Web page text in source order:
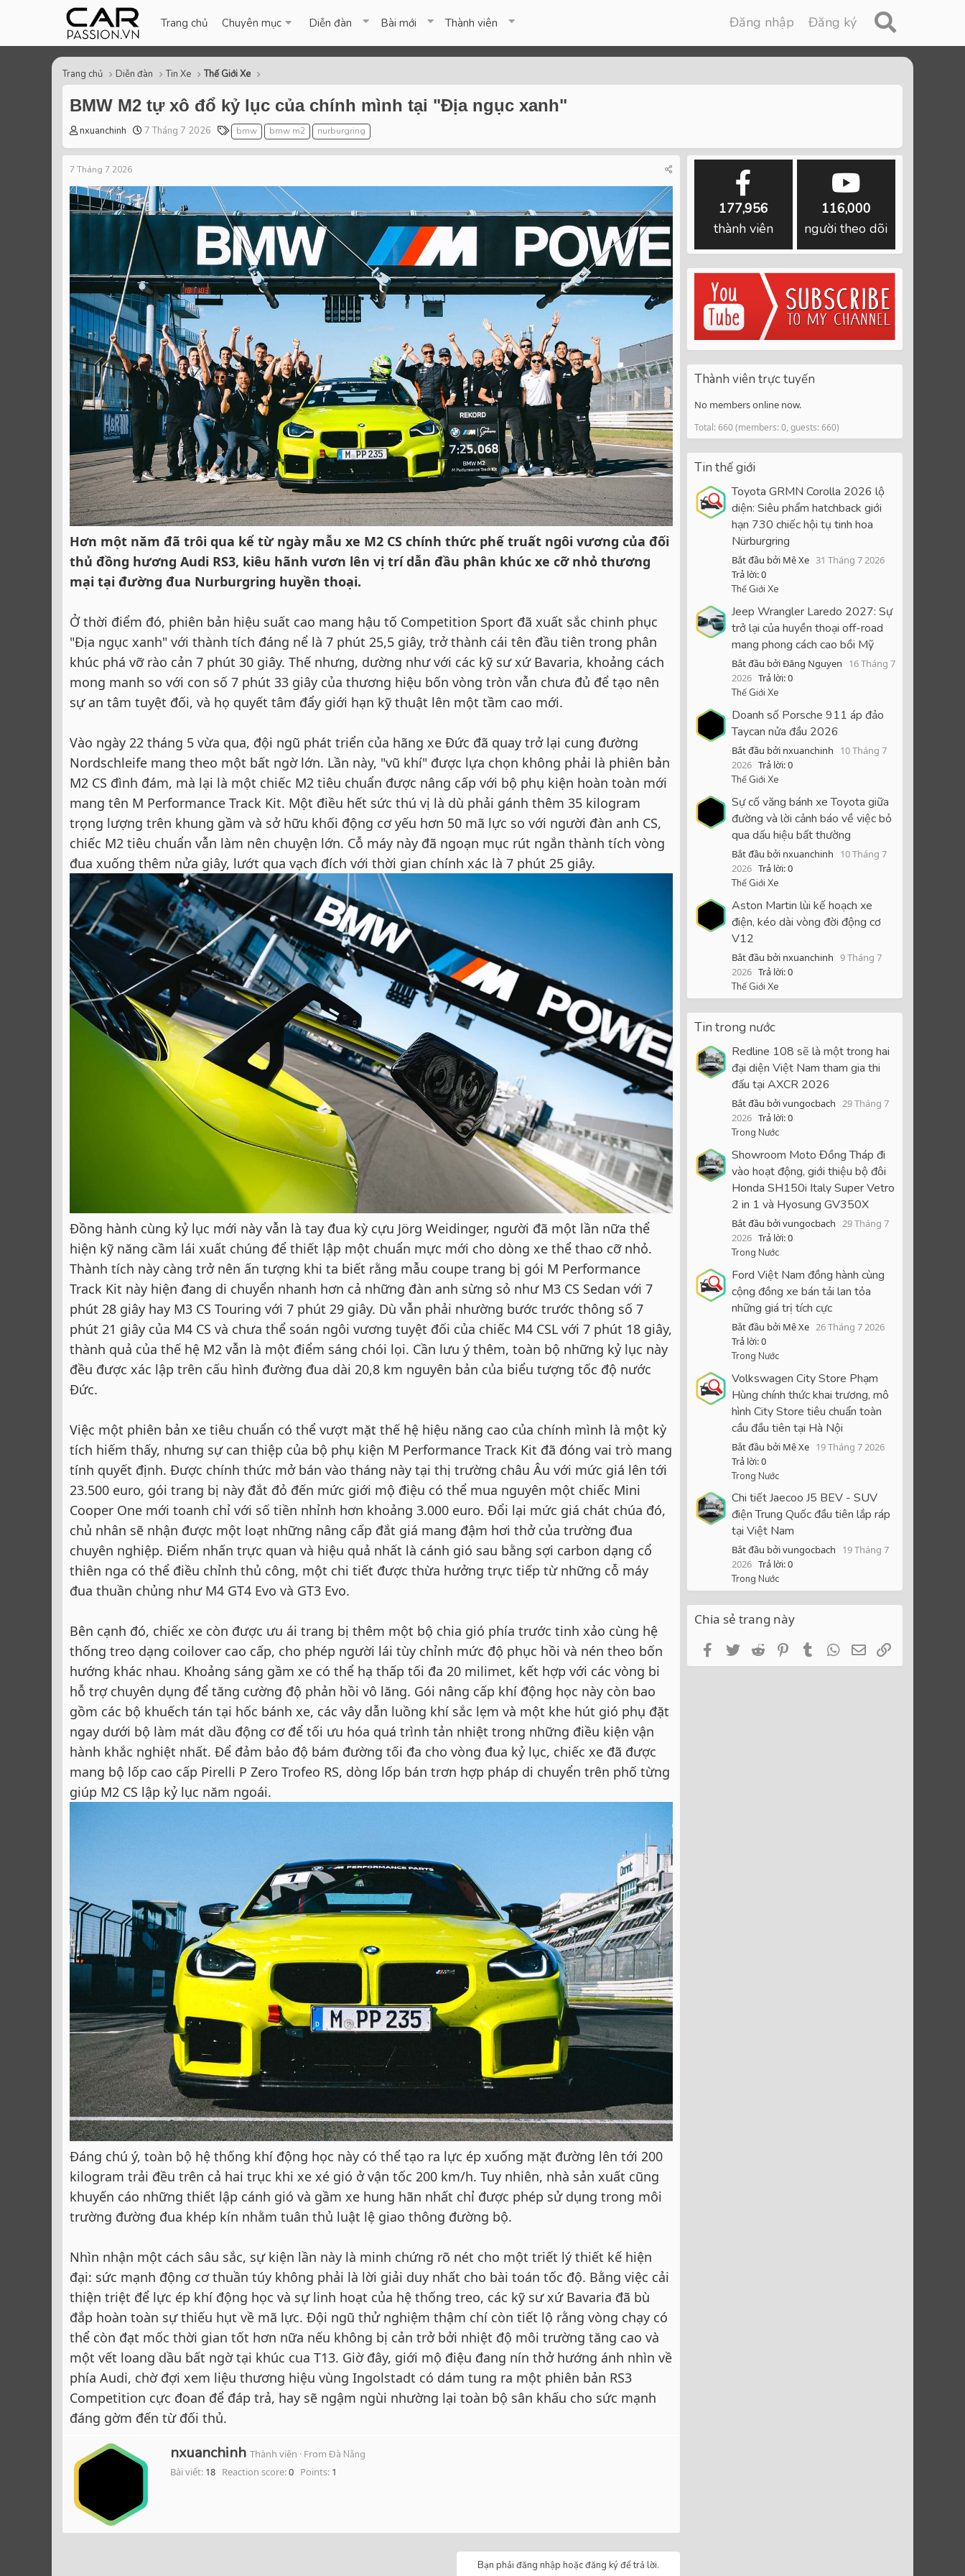
Trang chủ Chuyên mục Diễn đàn Bài mới Thành viên Đăng nhập Đăng ký
Trang chủ Diễn đàn Tin Xe Thế Giới Xe
BMW M2 tự xô đổ kỷ lục của chính mình tại "Địa ngục xanh"
T
r
e
a
d
s
t
r
nxuanchinh
S
a
t
d
a
7 Tháng 7 2026
T
a
g
bmw bmw m2 nurburgring
7 Tháng 7 2026
Hơn một năm đã trôi qua kể từ ngày mẫu xe M2 CS chính thức phế truất ngôi vương của đối
thủ đồng hương Audi RS3, kiêu hãnh vươn lên vị trí dẫn đầu phân khúc xe cỡ nhỏ thương
mại tại đường đua Nurburgring huyền thoại.
Ở thời điểm đó, phiên bản hiệu suất cao mang hậu tố Competition Sport đã xuất sắc chinh phục
"Địa ngục xanh" với thành tích đáng nể là 7 phút 25,5 giây, trở thành cái tên đầu tiên trong phân
khúc phá vỡ rào cản 7 phút 30 giây. Thế nhưng, dường như với các kỹ sư xứ Bavaria, khoảng cách
mong manh so với con số 7 phút 33 giây của thương hiệu bốn vòng tròn vẫn chưa đủ để tạo nên
sự an tâm tuyệt đối, và họ quyết tâm đẩy giới hạn kỹ thuật lên một tầm cao mới.
Vào ngày 22 tháng 5 vừa qua, đội ngũ phát triển của hãng xe Đức đã quay trở lại cung đường
Nordschleife mang theo một bất ngờ lớn. Lần này, "vũ khí" được lựa chọn không phải là phiên bản
M2 CS đình đám, mà lại là một chiếc M2 tiêu chuẩn được nâng cấp với bộ phụ kiện hoàn toàn mới
mang tên M Performance Track Kit. Một điều hết sức thú vị là dù phải gánh thêm 35 kilogram
trọng lượng trên khung gầm và sở hữu khối động cơ yếu hơn 50 mã lực so với người đàn anh CS,
chiếc M2 tiêu chuẩn vẫn làm nên chuyện lớn. Cỗ máy này đã ngoạn mục rút ngắn thành tích vòng
đua xuống thêm nửa giây, lướt qua vạch đích với thời gian chính xác là 7 phút 25 giây.
Đồng hành cùng kỷ lục mới này vẫn là tay đua kỳ cựu Jörg Weidinger, người đã một lần nữa thể
hiện kỹ năng cầm lái xuất chúng để thiết lập một chuẩn mực mới cho dòng xe thể thao cỡ nhỏ.
Thành tích này càng trở nên ấn tượng khi ta biết rằng mẫu coupe trang bị gói M Performance
Track Kit này hiện đang di chuyển nhanh hơn cả những đàn anh sừng sỏ như M3 CS Sedan với 7
phút 28 giây hay M3 CS Touring với 7 phút 29 giây. Dù vẫn phải nhường bước trước thông số 7
phút 21 giây của M4 CS và chưa thể soán ngôi vương tuyệt đối của chiếc M4 CSL với 7 phút 18 giây,
thành quả của thế hệ M2 vẫn là một điểm sáng chói lọi. Cần lưu ý thêm, toàn bộ những kỷ lục này
đều được xác lập trên cấu hình đường đua dài 20,8 km nguyên bản của biểu tượng tốc độ nước
Đức.
Việc một phiên bản xe tiêu chuẩn có thể vượt mặt thế hệ hiệu năng cao của chính mình là một kỳ
tích hiếm thấy, nhưng sự can thiệp của bộ phụ kiện M Performance Track Kit đã đóng vai trò mang
tính quyết định. Được chính thức mở bán vào tháng này tại thị trường châu Âu với mức giá lên tới
23.500 euro, gói trang bị này đắt đỏ đến mức giới mộ điệu có thể mua nguyên một chiếc Mini
Cooper One mới toanh chỉ với số tiền nhỉnh hơn khoảng 3.000 euro. Đổi lại mức giá chát chúa đó,
chủ nhân sẽ nhận được một loạt những nâng cấp đắt giá mang đậm hơi thở của trường đua
chuyên nghiệp. Điểm nhấn trực quan và hiệu quả nhất là cánh gió sau bằng sợi carbon dạng cổ
thiên nga có thể điều chỉnh thủ công, một chi tiết được thừa hưởng trực tiếp từ những cỗ máy
đua thuần chủng như M4 GT4 Evo và GT3 Evo.
Bên cạnh đó, chiếc xe còn được ưu ái trang bị thêm một bộ chia gió phía trước tinh xảo cùng hệ
thống treo dạng coilover cao cấp, cho phép người lái tùy chỉnh mức độ phục hồi và nén theo bốn
hướng khác nhau. Khoảng sáng gầm xe có thể hạ thấp tối đa 20 milimet, kết hợp với các vòng bi
hỗ trợ chuyên dụng để tăng cường độ phản hồi vô lăng. Gói nâng cấp khí động học này còn bao
gồm các bộ khuếch tán tại hốc bánh xe, các vây dẫn luồng khí sắc lẹm và một khe hút gió phụ đặt
ngay dưới bộ làm mát dầu động cơ để tối ưu hóa quá trình tản nhiệt trong những điều kiện vận
hành khắc nghiệt nhất. Để đảm bảo độ bám đường tối đa cho vòng đua kỷ lục, chiếc xe đã được
mang bộ lốp cao cấp Pirelli P Zero Trofeo RS, dòng lốp bán trơn hợp pháp di chuyển trên phố từng
giúp M2 CS lập kỷ lục năm ngoái.
Đáng chú ý, toàn bộ hệ thống khí động học này có thể tạo ra lực ép xuống mặt đường lên tới 200
kilogram trải đều trên cả hai trục khi xe xé gió ở vận tốc 200 km/h. Tuy nhiên, nhà sản xuất cũng
khuyến cáo những thiết lập cánh gió và gầm xe hung hãn nhất chỉ được phép sử dụng trong môi
trường đường đua khép kín nhằm tuân thủ luật lệ giao thông đường bộ.
Nhìn nhận một cách sâu sắc, sự kiện lần này là minh chứng rõ nét cho một triết lý thiết kế hiện
đại: sức mạnh động cơ thuần túy không phải là lời giải duy nhất cho bài toán tốc độ. Bằng việc cải
thiện triệt để lực ép khí động học và sự linh hoạt của hệ thống treo, các kỹ sư xứ Bavaria đã bù
đắp hoàn toàn sự thiếu hụt về mã lực. Đội ngũ thử nghiệm thậm chí còn tiết lộ rằng vòng chạy có
thể còn đạt mốc thời gian tốt hơn nữa nếu không bị cản trở bởi nhiệt độ môi trường tăng cao và
một vết loang dầu bất ngờ tại khúc cua T13. Giờ đây, giới mộ điệu đang nín thở hướng ánh nhìn về
phía Audi, chờ đợi xem liệu thương hiệu vùng Ingolstadt có dám tung ra một phiên bản RS3
Competition cực đoan để đáp trả, hay sẽ ngậm ngùi nhường lại toàn bộ sân khấu cho sức mạnh
đáng gờm đến từ đối thủ.
W
r
i
n
nxuanchinh Thành viên · From Đà Nẵng
Bài viết 18 Reaction score 0 Points 1
Bạn phải đăng nhập hoặc đăng ký để trả lời.
177,956
thành viên
116,000
người theo dõi
Thành viên trực tuyến
No members online now.
Total: 660 (members: 0, guests: 660)
Tin thế giới
Toyota GRMN Corolla 2026 lộ
diện: Siêu phẩm hatchback giới
hạn 730 chiếc hội tụ tinh hoa
Nürburgring
Bắt đầu bởi Mê Xe 31 Tháng 7 2026
Trả lời: 0
Thế Giới Xe
Jeep Wrangler Laredo 2027: Sự
trở lại của huyền thoại off-road
mang phong cách cao bồi Mỹ
Bắt đầu bởi Đăng Nguyen
16 Tháng 7
2026 Trả lời: 0
Thế Giới Xe
Doanh số Porsche 911 áp đảo
Taycan nửa đầu 2026
Bắt đầu bởi nxuanchinh
10 Tháng 7
2026 Trả lời: 0
Thế Giới Xe
Sự cố văng bánh xe Toyota giữa
đường và lời cảnh báo về việc bỏ
qua dấu hiệu bất thường
Bắt đầu bởi nxuanchinh
10 Tháng 7
2026 Trả lời: 0
Thế Giới Xe
Aston Martin lùi kế hoạch xe
điện, kéo dài vòng đời động cơ
V12
Bắt đầu bởi nxuanchinh 9 Tháng 7
2026 Trả lời: 0
Thế Giới Xe
Tin trong nước
Redline 108 sẽ là một trong hai
đại diện Việt Nam tham gia thi
đấu tại AXCR 2026
Bắt đầu bởi vungocbach 29 Tháng 7
2026 Trả lời: 0
Trong Nước
Showroom Moto Đồng Tháp đi
vào hoạt động, giới thiệu bộ đôi
Honda SH150i Italy Super Vetro
2 in 1 và Hyosung GV350X
Bắt đầu bởi vungocbach 29 Tháng 7
2026 Trả lời: 0
Trong Nước
Ford Việt Nam đồng hành cùng
cộng đồng xe bán tải lan tỏa
những giá trị tích cực
Bắt đầu bởi Mê Xe 26 Tháng 7 2026
Trả lời: 0
Trong Nước
Volkswagen City Store Phạm
Hùng chính thức khai trương, mô
hình City Store tiêu chuẩn toàn
cầu đầu tiên tại Hà Nội
Bắt đầu bởi Mê Xe 19 Tháng 7 2026
Trả lời: 0
Trong Nước
Chi tiết Jaecoo J5 BEV - SUV
điện Trung Quốc đầu tiên lắp ráp
tại Việt Nam
Bắt đầu bởi vungocbach
19 Tháng 7
2026 Trả lời: 0
Trong Nước
Chia sẻ trang này
FacebookTwitterRedditPinterestTumblrWhatsApp
Email